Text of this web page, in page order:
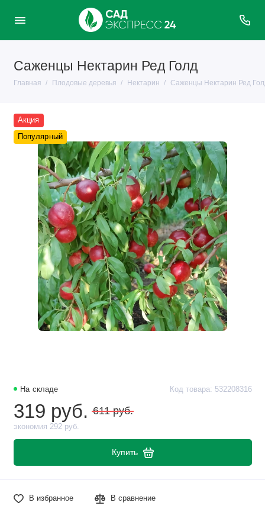
Саженцы Нектарин Ред Голд
Главная Плодовые деревья Нектарин Саженцы Нектарин Ред
Акция
Популярный
На складе Код товара: 532208316
319 руб. 611 руб.
экономия 292 руб.
Купить
В избранное В сравнение